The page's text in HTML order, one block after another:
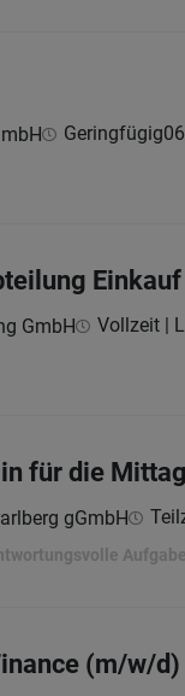
Geringfügig
GmbH Vollzeit |
für die
gGmbH
(m/w/d)